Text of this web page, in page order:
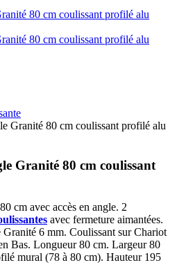
Granité 80 cm coulissant profilé alu
Granité 80 cm coulissant
cm avec accès en angle. 2
avec fermeture aimantées.
6 mm. Coulissant sur Chariot
Bas. Longueur 80 cm. Largeur 80
mural (78 à 80 cm). Hauteur 195